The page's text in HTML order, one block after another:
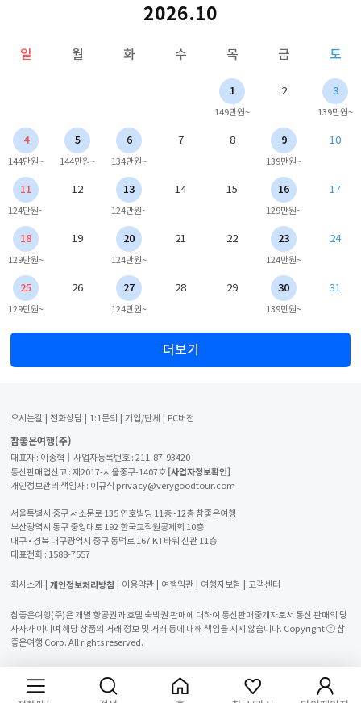
2026.10
일 월 화 수 목 금 토
1
149만원~
2 3
139만원~
4
144만원~
5
144만원~
6
134만원~
7 8 9
139만원~
10
11
124만원~
12 13
124만원~
14 15 16
129만원~
17
18
129만원~
19 20
124만원~
21 22 23
124만원~
24
25
129만원~
26 27
124만원~
28 29 30
139만원~
31
더보기
오시는길 전화상담 1:1문의 기업/단체 PC버전
참좋은여행(주)
대표자 : 이종혁│사업자등록번호 : 211-87-93420
통신판매업신고 : 제2017-서울중구-1407호 [사업자정보확인]
개인정보관리 책임자 : 이규식 privacy@verygoodtour.com
서울특별시 중구 서소문로 135 연호빌딩 11층~12층 참좋은여행
부산광역시 동구 중앙대로 192 한국교직원공제회 10층
대구 • 경북 대구광역시 중구 동덕로 167 KT타워 신관 11층
대표전화 : 1588-7557
회사소개 개인정보처리방침 이용약관 여행약관 여행자보험 고객센터
참좋은여행(주)은 개별 항공권과 호텔 숙박권 판매에 대하여 통신판매중개자로서 통신 판매의 당
사자가 아니며 해당 상품의 거래 정보 및 거래 등에 대해 책임을 지지 않습니다. Copyright ⓒ 참
좋은여행 Corp. All rights reserved.